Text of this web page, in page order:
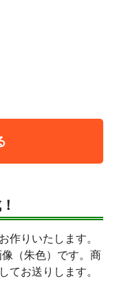
作りいたします。
（朱色）です。商
てお送りします。